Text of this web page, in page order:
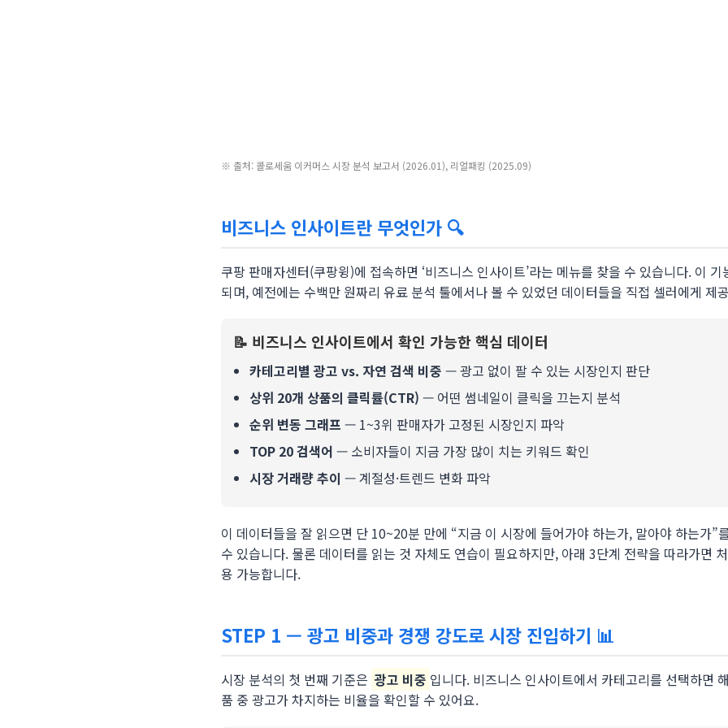
※ 출처: 콜로세움 이커머스 시장 분석 보고서 (2026.01), 리얼패킹 (2025.09)
비즈니스 인사이트란 무엇인가 🔍
쿠팡 판매자센터(쿠팡윙)에 접속하면 ‘비즈니스 인사이트’라는 메뉴를 찾을 수 있습니다. 이
되며, 예전에는 수백만 원짜리 유료 분석 툴에서나 볼 수 있었던 데이터들을 직접 셀러에게 제
📝 비즈니스 인사이트에서 확인 가능한 핵심 데이터
카테고리별 광고 vs. 자연 검색 비중 — 광고 없이 팔 수 있는 시장인지 판단
상위 20개 상품의 클릭률(CTR) — 어떤 썸네일이 클릭을 끄는지 분석
순위 변동 그래프 — 1~3위 판매자가 고정된 시장인지 파악
TOP 20 검색어 — 소비자들이 지금 가장 많이 치는 키워드 확인
시장 거래량 추이 — 계절성·트렌드 변화 파악
이 데이터들을 잘 읽으면 단 10~20분 만에 “지금 이 시장에 들어가야 하는가, 말아야 하는가”
수 있습니다. 물론 데이터를 읽는 것 자체도 연습이 필요하지만, 아래 3단계 전략을 따라가면
용 가능합니다.
STEP 1 — 광고 비중과 경쟁 강도로 시장 진입하기 📊
시장 분석의 첫 번째 기준은 광고 비중 입니다. 비즈니스 인사이트에서 카테고리를 선택하면
품 중 광고가 차지하는 비율을 확인할 수 있어요.